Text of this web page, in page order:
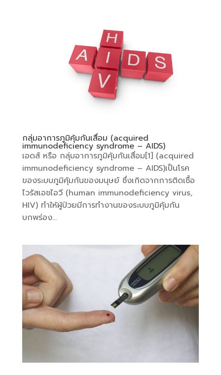
กลุ่มอาการภูมิคุ้มกันเสื่อม (acquired
immunodeficiency syndrome – AIDS)
เอดส์ หรือ กลุ่มอาการภูมิคุ้มกันเสื่อม[1] (acquired
immunodeficiency syndrome – AIDS)เป็นโรค
ของระบบภูมิคุ้มกันของมนุษย์ ซึ่งเกิดจากการติดเชื้อ
ไวรัสเอชไอวี (human immunodeficiency virus,
HIV) ทำให้ผู้ป่วยมีการทำงานของระบบภูมิคุ้มกัน
บกพร่อง...